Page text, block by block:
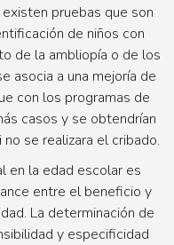
pruebas que son
de niños con
de la ambliopía o de los
asocia a una mejoría de
con los programas de
casos y se obtendrían
se realizara el cribado.
en la edad escolar es
entre el beneficio y
La determinación de
y especificidad